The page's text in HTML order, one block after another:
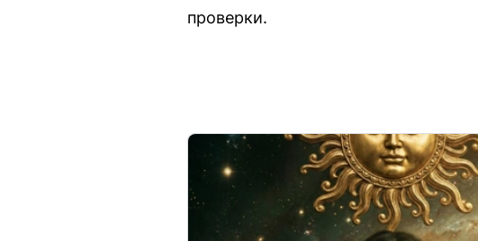
проверки.